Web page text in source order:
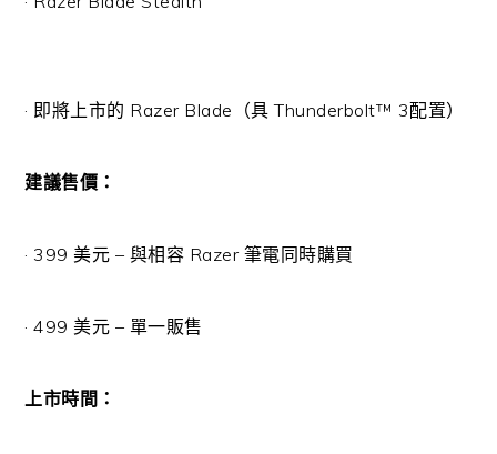
· 即將上市的 Razer Blade（具 Thunderbolt™ 3配置）
建議售價：
· 399 美元 – 與相容 Razer 筆電同時購買
· 499 美元 – 單一販售
上市時間：